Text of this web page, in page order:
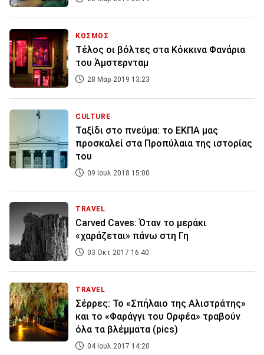
ΚΟΣΜΟΣ
Τέλος οι βόλτες στα Κόκκινα Φανάρια
του Άμστερνταμ
28 Μαρ 2019 13:23
CULTURE
Ταξίδι στο πνεύμα: το ΕΚΠΑ μας
προσκαλεί στα Προπύλαια της ιστορίας
του
09 Ιουλ 2018 15:00
TRAVEL
Carved Caves: Όταν το μεράκι
«χαράζεται» πάνω στη Γη
03 Οκτ 2017 16:40
TRAVEL
Σέρρες: Το «Σπήλαιο της Αλιστράτης»
και το «Φαράγγι του Ορφέα» τραβούν
όλα τα βλέμματα (pics)
04 Ιουλ 2017 14:20